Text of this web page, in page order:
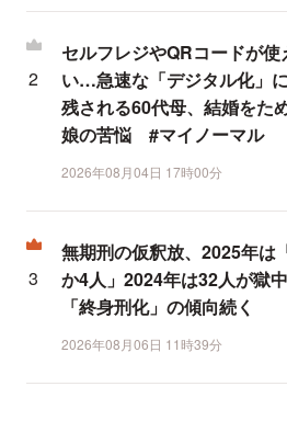
セルフレジやQRコードが使
い…急速な「デジタル化」
残される60代母、結婚をた
娘の苦悩 #マイノーマル
2026年08月04日 17時00分
無期刑の仮釈放、2025年は
か4人」2024年は32人が獄
「終身刑化」の傾向続く
2026年08月06日 11時39分